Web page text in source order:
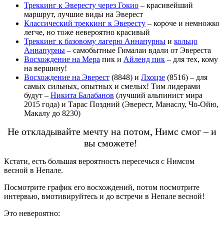
Треккинг к Эвересту через Гокио – красивейший
маршрут, лучшие виды на Эверест
Классический треккинг к Эвересту – короче и немножко
легче, но тоже невероятно красивый
Треккинг к базовому лагерю Аннапурны и кольцо
Аннапурны – самобытные Гималаи вдали от Эвереста
Восхождение на Мера пик и Айленд пик – для тех, кому
на вершину!
Восхождение на Эверест (8848) и Лхоцзе (8516) – для
самых сильных, опытных и смелых! Тим лидерами
будут – Никита Балабанов (лучший альпинист мира
2015 года) и Тарас Поздний (Эверест, Манаслу, Чо-Ойю,
Макалу до 8230)
Не откладывайте мечту на потом, Нимс смог – и
вы сможете!
Кстати, есть большая вероятность пересечься с Нимсом
весной в Непале.
Посмотрите график его восхождений, потом посмотрите
интервью, вмотивируйтесь и до встречи в Непале весной!
Это невероятно: